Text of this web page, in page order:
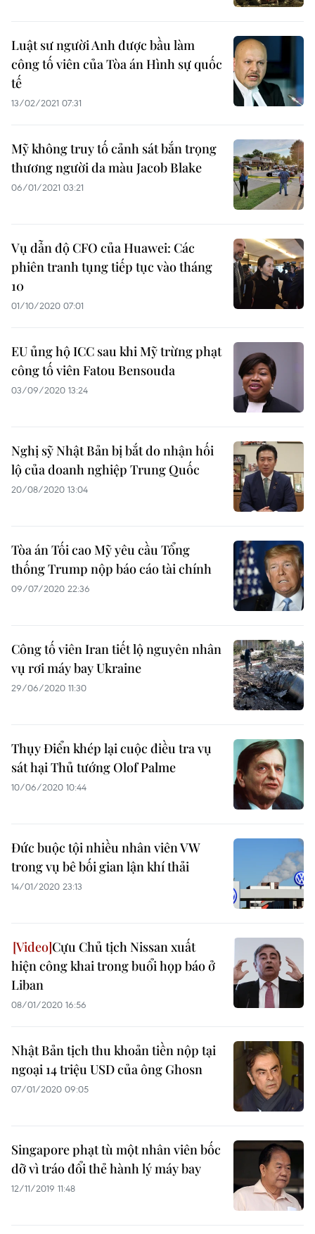
Luật sư người Anh được bầu làm
công tố viên của Tòa án Hình sự quốc
tế
13/02/2021 07:31
Mỹ không truy tố cảnh sát bắn trọng
thương người da màu Jacob Blake
06/01/2021 03:21
Vụ dẫn độ CFO của Huawei: Các
phiên tranh tụng tiếp tục vào tháng
10
01/10/2020 07:01
EU ủng hộ ICC sau khi Mỹ trừng phạt
công tố viên Fatou Bensouda
03/09/2020 13:24
Nghị sỹ Nhật Bản bị bắt do nhận hối
lộ của doanh nghiệp Trung Quốc
20/08/2020 13:04
Tòa án Tối cao Mỹ yêu cầu Tổng
thống Trump nộp báo cáo tài chính
09/07/2020 22:36
Công tố viên Iran tiết lộ nguyên nhân
vụ rơi máy bay Ukraine
29/06/2020 11:30
Thụy Điển khép lại cuộc điều tra vụ
sát hại Thủ tướng Olof Palme
10/06/2020 10:44
Đức buộc tội nhiều nhân viên VW
trong vụ bê bối gian lận khí thải
14/01/2020 23:13
Cựu Chủ tịch Nissan xuất
hiện công khai trong buổi họp báo ở
Liban
08/01/2020 16:56
Nhật Bản tịch thu khoản tiền nộp tại
ngoại 14 triệu USD của ông Ghosn
07/01/2020 09:05
Singapore phạt tù một nhân viên bốc
dỡ vì tráo đổi thẻ hành lý máy bay
12/11/2019 11:48